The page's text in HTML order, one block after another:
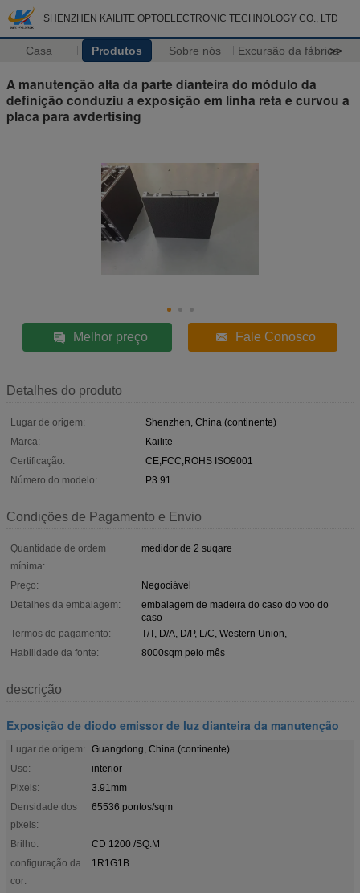
SHENZHEN KAILITE OPTOELECTRONIC TECHNOLOGY CO., LTD
Casa Produtos Sobre nós Excursão da fábrica
>>
A manutenção alta da parte dianteira do módulo da
definição conduziu a exposição em linha reta e curvou a
placa para avdertising
Melhor preço Fale Conosco
Detalhes do produto
Lugar de origem:
Shenzhen, China (continente)
Marca:
Kailite
Certificação:
CE,FCC,ROHS ISO9001
Número do modelo:
P3.91
Condições de Pagamento e Envio
Quantidade de ordem
mínima:
medidor de 2 suqare
Preço:
Negociável
Detalhes da embalagem:
embalagem de madeira do caso do voo do
caso
Termos de pagamento:
T/T, D/A, D/P, L/C, Western Union,
Habilidade da fonte:
8000sqm pelo mês
descrição
Exposição de diodo emissor de luz dianteira da manutenção
Lugar de origem:
Guangdong, China (continente)
Uso:
interior
Pixels:
3.91mm
Densidade dos
pixels:
65536 pontos/sqm
Brilho:
CD 1200 /SQ.M
configuração da
cor:
1R1G1B